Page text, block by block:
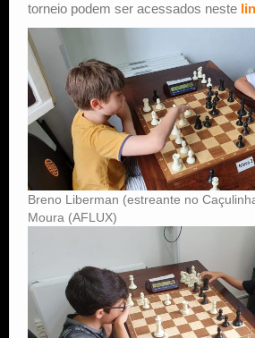
torneio podem ser acessados neste
Breno Liberman (estreante no
Moura (AFLUX)